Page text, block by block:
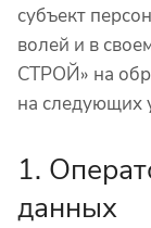
субъект
волей и в
СТРОЙ» на
на следующих
1.
данных